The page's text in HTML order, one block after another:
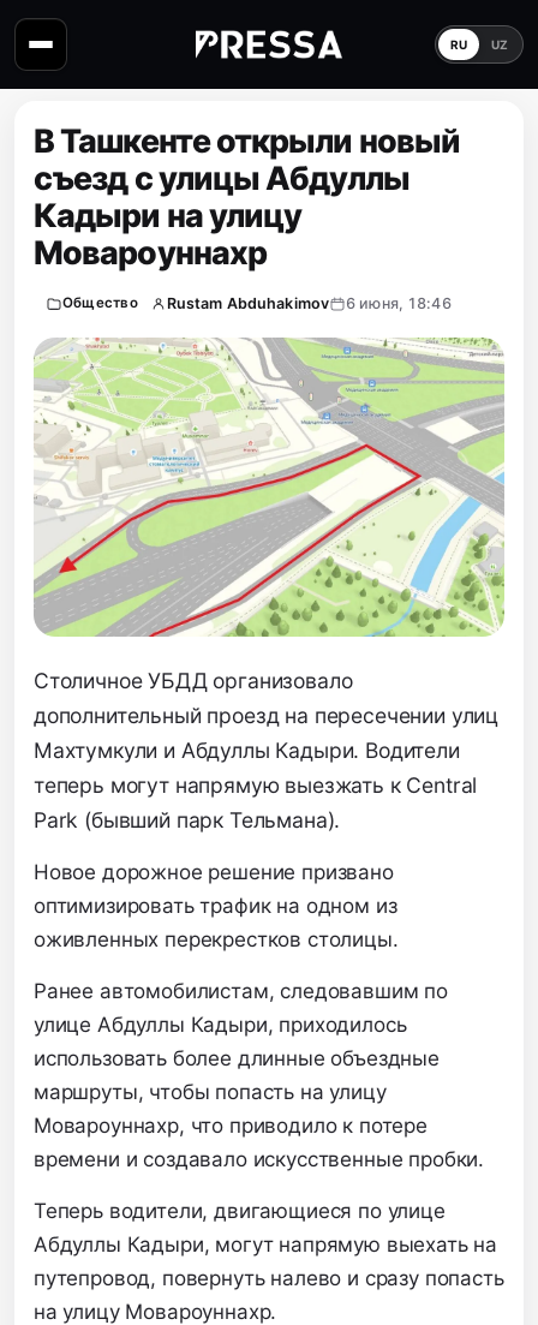
RU UZ
В Ташкенте открыли новый
съезд с улицы Абдуллы
Кадыри на улицу
Мовароуннахр
Общество Rustam Abduhakimov 6 июня, 18:46
Столичное УБДД организовало
дополнительный проезд на пересечении улиц
Махтумкули и Абдуллы Кадыри. Водители
теперь могут напрямую выезжать к Central
Park (бывший парк Тельмана).
Новое дорожное решение призвано
оптимизировать трафик на одном из
оживленных перекрестков столицы.
Ранее автомобилистам, следовавшим по
улице Абдуллы Кадыри, приходилось
использовать более длинные объездные
маршруты, чтобы попасть на улицу
Мовароуннахр, что приводило к потере
времени и создавало искусственные пробки.
Теперь водители, двигающиеся по улице
Абдуллы Кадыри, могут напрямую выехать на
путепровод, повернуть налево и сразу попасть
на улицу Мовароуннахр.